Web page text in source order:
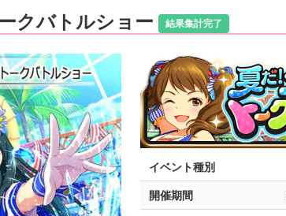
クバトルショー 結果集計完了
イベント種別
開催期間